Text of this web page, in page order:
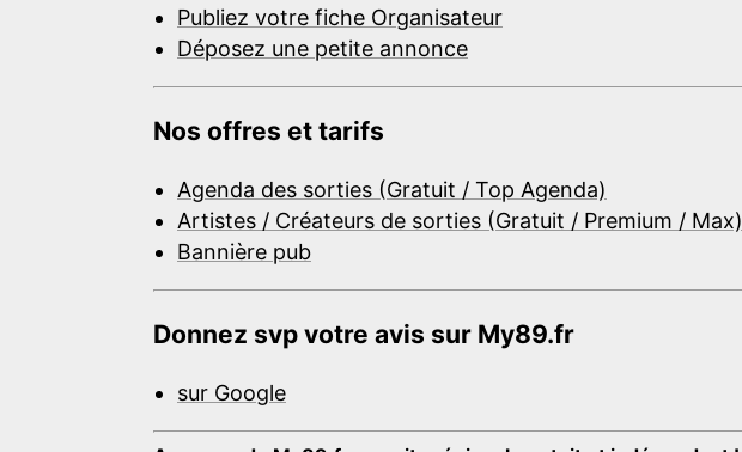
Publiez votre fiche Organisateur
Déposez une petite annonce
Nos offres et tarifs
Agenda des sorties (Gratuit / Top Agenda)
Artistes / Créateurs de sorties (Gratuit / Premium / Max)
Bannière pub
Donnez svp votre avis sur My89.fr
sur Google